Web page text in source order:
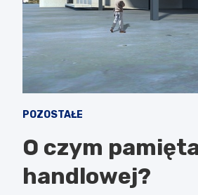
POZOSTAŁE
O czym
handlowej?